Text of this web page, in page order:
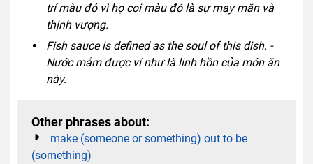
trí màu đỏ vì họ coi màu đỏ là sự may mắn và
thịnh vượng.
Fish sauce is defined as the soul of this dish. -
Nước mắm được ví như là linh hồn của món ăn
này.
Other phrases about:
make (someone or something) out to be
(something)